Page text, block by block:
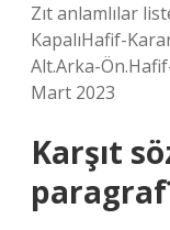
Zıt anlamlılar
KapalıHafif-
Alt.Arka-
Mart 2023
Karşıt